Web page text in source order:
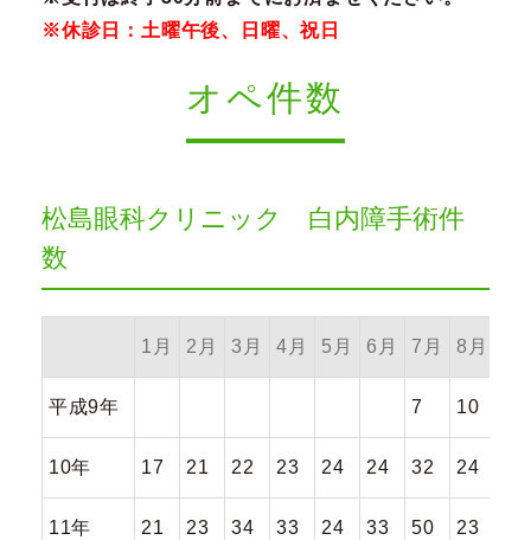
※休診日：土曜午後、日曜、祝日
オペ件数
松島眼科クリニック 白内障手術件
数
1月 2月 3月 4月 5月 6月 7月 8月
平成9年 7 10
10年 17 21 22 23 24 24 32 24
11年 21 23 34 33 24 33 50 23